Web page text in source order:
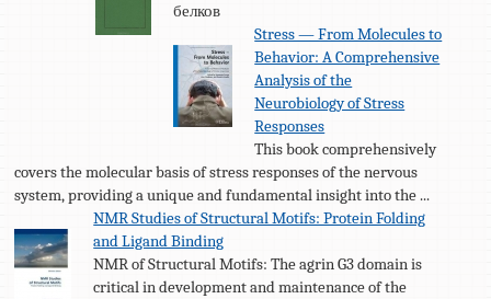
белков
Stress — From Molecules to
Behavior: A Comprehensive
Analysis of the
Neurobiology of Stress
Responses
This book comprehensively
covers the molecular basis of stress responses of the nervous
system, providing a unique and fundamental insight into the ...
NMR Studies of Structural Motifs: Protein Folding
and Ligand Binding
NMR of Structural Motifs: The agrin G3 domain is
critical in development and maintenance of the